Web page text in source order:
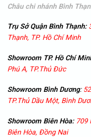
Châu chi nhánh Bình
Trụ Sở Quận Bình Thạnh:
Thạnh, TP. Hồ Chí Minh
Showroom TP. Hồ Chí
Phú A, TP.Thủ Đức
Showroom Bình Dương:
TP.Thủ Dầu Một, Bình
Showroom Biên Hòa: 709
Biên Hòa, Đồng Nai